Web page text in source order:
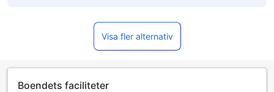
Visa fler alternativ
Boendets faciliteter